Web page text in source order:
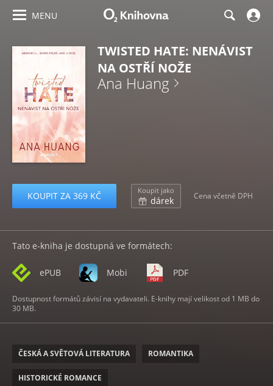
MENU
TWISTED HATE: NENÁVIST
NA OSTŘÍ NOŽE
Ana Huang
KOUPIT ZA 369 KČ Koupit jako
dárek Cena včetně DPH
Tato e-kniha je dostupná ve formátech:
ePUB Mobi PDF
Dostupnost formátů závisí na vydavateli. E-knihy mají velikost od 1 MB do
30 MB.
ČESKÁ A SVĚTOVÁ LITERATURA ROMANTIKA
HISTORICKÉ ROMANCE